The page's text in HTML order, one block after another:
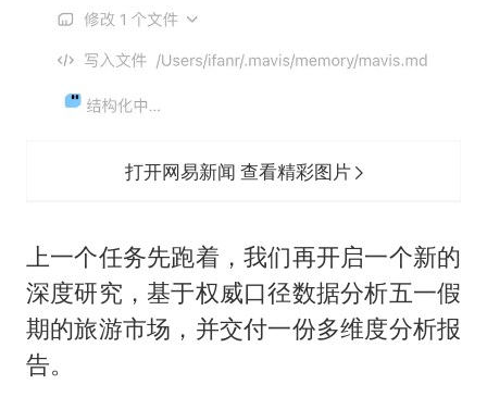
打开网易新闻 查看精彩图片
上一个任务先跑着，我们再开启一个新的
深度研究，基于权威口径数据分析五一假
期的旅游市场，并交付一份多维度分析报
告。